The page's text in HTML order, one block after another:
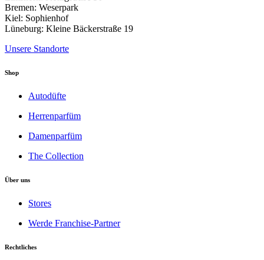
Bremen: Weserpark
Kiel: Sophienhof
Lüneburg: Kleine Bäckerstraße 19
Unsere Standorte
Shop
Autodüfte
Herrenparfüm
Damenparfüm
The Collection
Über uns
Stores
Werde Franchise-Partner
Rechtliches